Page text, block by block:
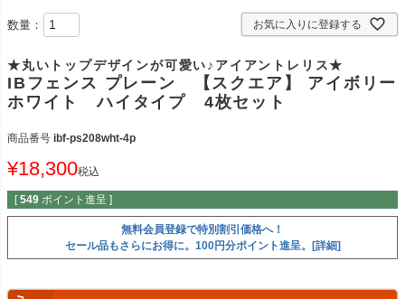
お気に入りに登録する
数量：
★丸いトップデザインが可愛い♪アイアントレリス★
IBフェンス プレーン 【スクエア】 アイボリー
ホワイト ハイタイプ 4枚セット
商品番号 ibf-ps208wht-4p
¥18,300税込
[ 549 ポイント進呈 ]
無料会員登録で特別割引価格へ！
セール品もさらにお得に。100円分ポイント進呈。[詳細]